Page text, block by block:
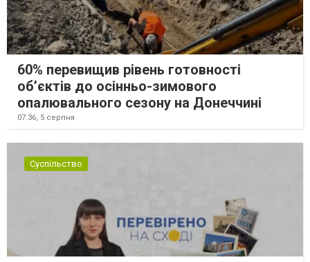
60% перевищив рівень готовності
об’єктів до осінньо-зимового
опалювального сезону на Донеччині
07:36, 5 серпня
Суспільство